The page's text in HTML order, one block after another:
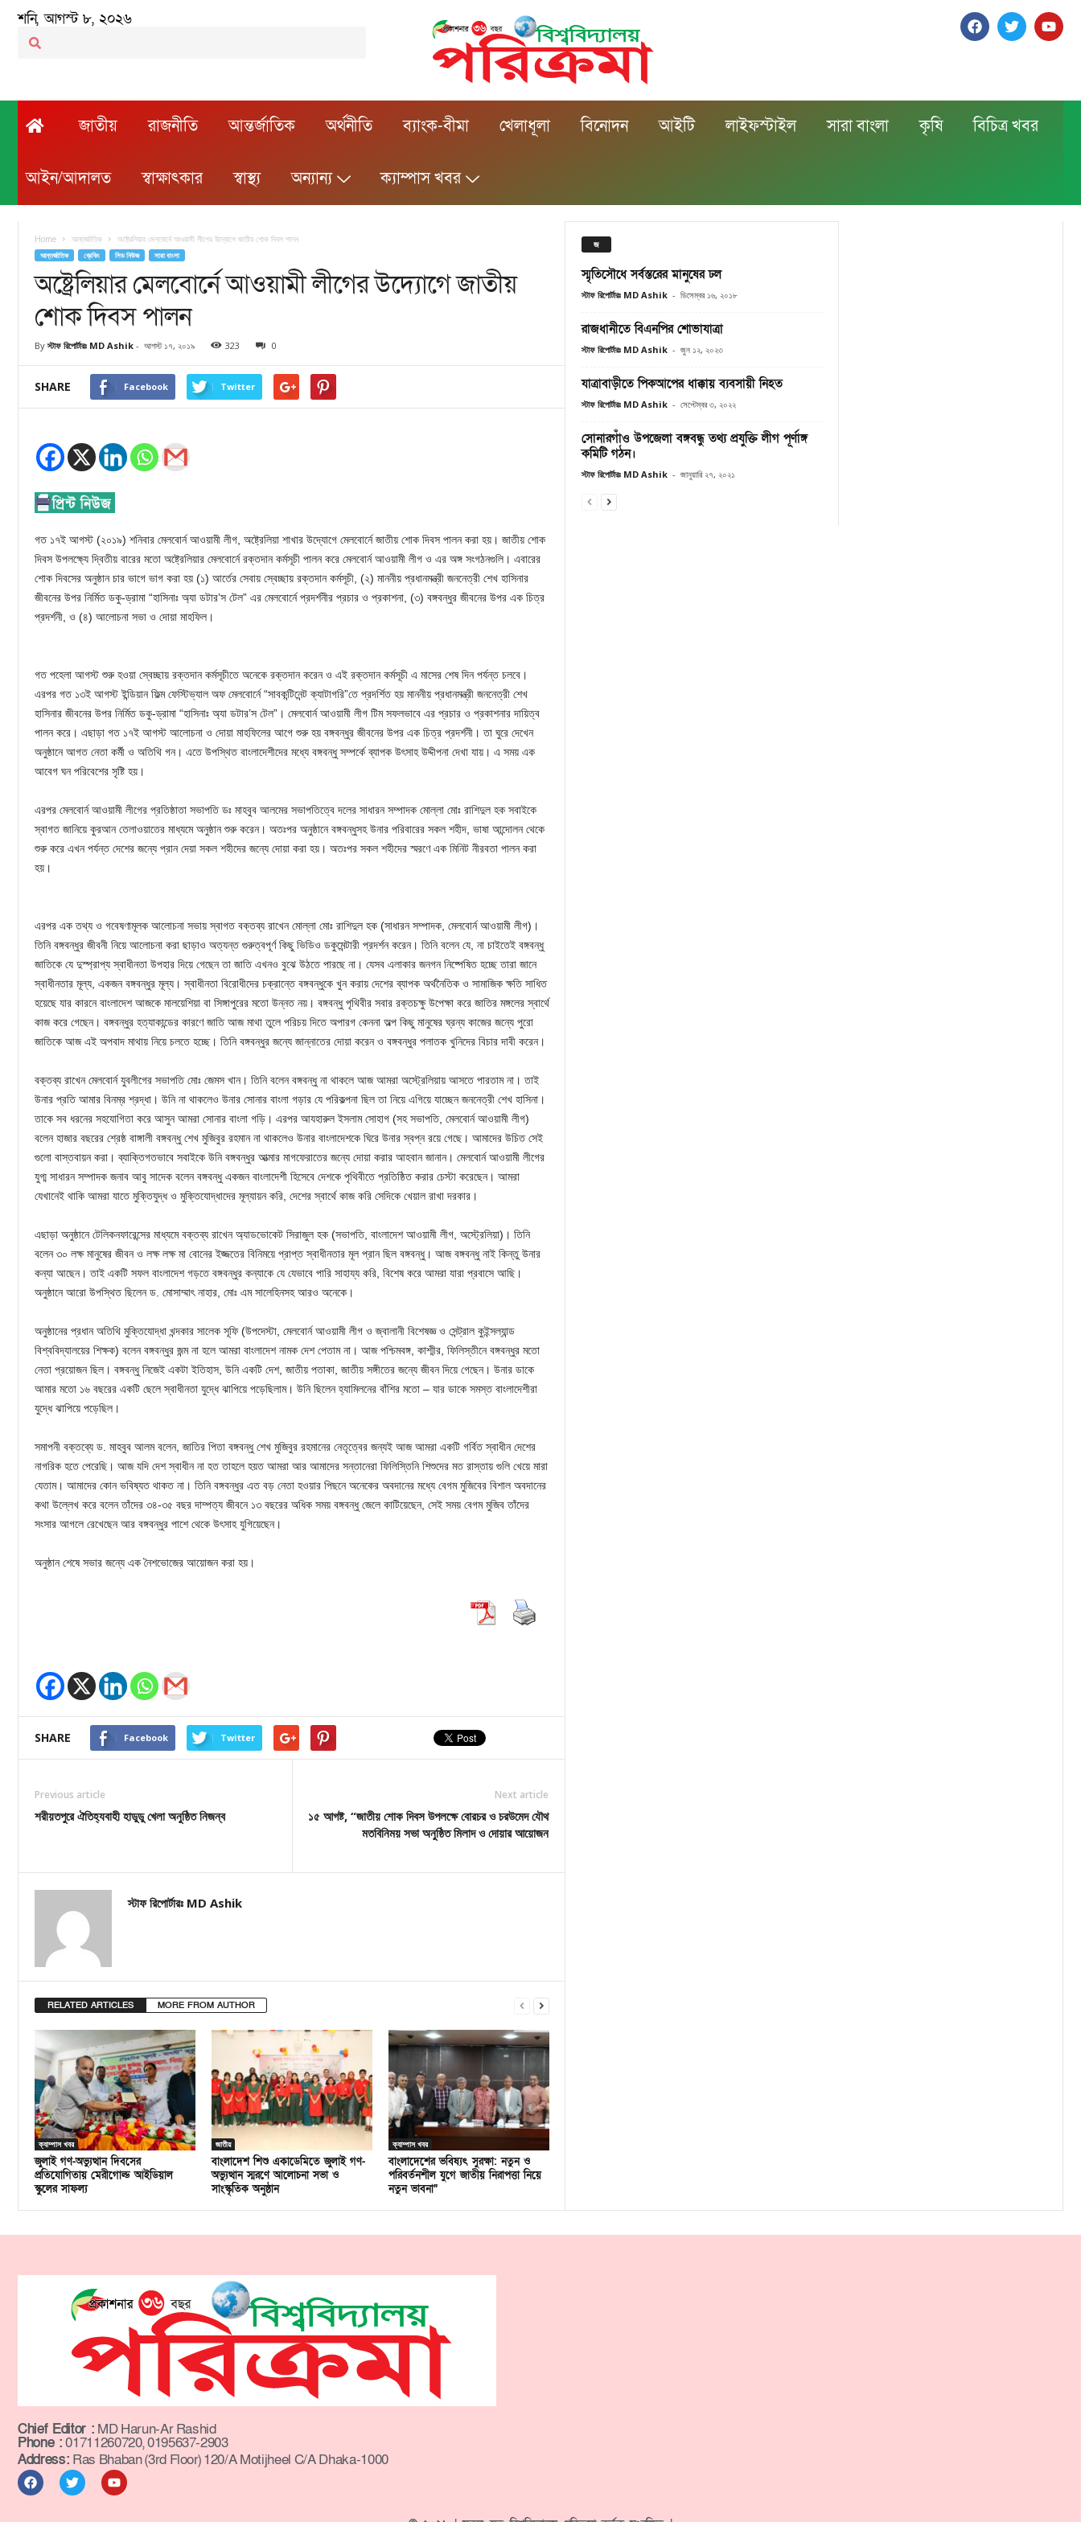
শনি, আগস্ট ৮, ২০২৬
জাতীয় রাজনীতি আন্তর্জাতিক অর্থনীতি ব্যাংক-বীমা খেলাধূলা বিনোদন আইটি লাইফস্টাইল সারা বাংলা কৃষি বিচিত্র খবর
আইন/আদালত স্বাক্ষাৎকার স্বাস্থ্য অন্যান্য ক্যাম্পাস খবর
Home আন্তর্জাতিক অষ্ট্রেলিয়ার মেলবোর্নে আওয়ামী লীগের উদ্যোগে জাতীয় শোক দিবস পালন
আন্তর্জাতিক ব্রেকিং লিড নিউজ সারা বাংলা
অষ্ট্রেলিয়ার মেলবোর্নে আওয়ামী লীগের উদ্যোগে জাতীয়
শোক দিবস পালন
By স্টাফ রিপোর্টারঃ MD Ashik - আগস্ট ১৭, ২০১৯ 323 0
SHARE Facebook Twitter
গত ১৭ই আগস্ট (২০১৯) শনিবার মেলবোর্ন আওয়ামী লীগ, অষ্ট্রেলিয়া শাখার উদ্যোগে মেলবোর্নে জাতীয় শোক দিবস পালন করা হয়। জাতীয় শোক
দিবস উপলক্ষ্যে দ্বিতীয় বারের মতো অষ্ট্রেলিয়ার মেলবোর্নে রক্তদান কর্মসূচী পালন করে মেলবোর্ন আওয়ামী লীগ ও এর অঙ্গ সংগঠনগুলি। এবারের
শোক দিবসের অনুষ্ঠান চার ভাগে ভাগ করা হয় (১) আর্তের সেবায় স্বেচ্ছায় রক্তদান কর্মসূচী, (২) মাননীয় প্রধানমন্ত্রী জননেত্রী শেখ হাসিনার
জীবনের উপর নির্মিত ডকু-ড্রামা “হাসিনাঃ অ্যা ডটার’স টেল” এর মেলবোর্নে প্রদর্শনীর প্রচার ও প্রকাশনা, (৩) বঙ্গবন্ধুর জীবনের উপর এক চিত্র
প্রদর্শনী, ও (৪) আলোচনা সভা ও দোয়া মাহফিল।
গত পহেলা আগস্ট শুরু হওয়া স্বেচ্ছায় রক্তদান কর্মসূচীতে অনেকে রক্তদান করেন ও এই রক্তদান কর্মসূচী এ মাসের শেষ দিন পর্যন্ত চলবে।
এরপর গত ১৩ই আগস্ট ইন্ডিয়ান ফিল্ম ফেস্টিভ্যাল অফ মেলবোর্নে “সাবকন্টিনেন্ট ক্যাটাগরি”তে প্রদর্শিত হয় মাননীয় প্রধানমন্ত্রী জননেত্রী শেখ
হাসিনার জীবনের উপর নির্মিত ডকু-ড্রামা “হাসিনাঃ অ্যা ডটার’স টেল”। মেলবোর্ন আওয়ামী লীগ টিম সফলভাবে এর প্রচার ও প্রকাশনার দায়িত্ব
পালন করে। এছাড়া গত ১৭ই আগস্ট আলোচনা ও দোয়া মাহফিলের আগে শুরু হয় বঙ্গবন্ধুর জীবনের উপর এক চিত্র প্রদর্শনী। তা ঘুরে দেখেন
অনুষ্ঠানে আগত নেতা কর্মী ও অতিথি গন। এতে উপস্থিত বাংলাদেশীদের মধ্যে বঙ্গবন্ধু সম্পর্কে ব্যাপক উৎসাহ উদ্দীপনা দেখা যায়। এ সময় এক
আবেগ ঘন পরিবেশের সৃষ্টি হয়।
এরপর মেলবোর্ন আওয়ামী লীগের প্রতিষ্ঠাতা সভাপতি ডঃ মাহবুব আলমের সভাপতিত্বে দলের সাধারন সম্পাদক মোল্লা মোঃ রাশিদুল হক সবাইকে
স্বাগত জানিয়ে কুরআন তেলাওয়াতের মাধ্যমে অনুষ্ঠান শুরু করেন। অতঃপর অনুষ্ঠানে বঙ্গবন্ধুসহ উনার পরিবারের সকল শহীদ, ভাষা আন্দোলন থেকে
শুরু করে এখন পর্যন্ত দেশের জন্যে প্রান দেয়া সকল শহীদের জন্যে দোয়া করা হয়। অতঃপর সকল শহীদের স্মরণে এক মিনিট নীরবতা পালন করা
হয়।
এরপর এক তথ্য ও গবেষণামূলক আলোচনা সভায় স্বাগত বক্তব্য রাখেন মোল্লা মোঃ রাশিদুল হক (সাধারন সম্পাদক, মেলবোর্ন আওয়ামী লীগ)।
তিনি বঙ্গবন্ধুর জীবনী নিয়ে আলোচনা করা ছাড়াও অত্যন্ত গুরুত্বপূর্ণ কিছু ভিডিও ডকুমেন্টারী প্রদর্শন করেন। তিনি বলেন যে, না চাইতেই বঙ্গবন্ধু
জাতিকে যে দুস্প্রাপ্য স্বাধীনতা উপহার দিয়ে গেছেন তা জাতি এখনও বুঝে উঠতে পারছে না। যেসব এলাকার জনগন নিষ্পেষিত হচ্ছে তারা জানে
স্বাধীনতার মূল্য, একজন বঙ্গবন্ধুর মূল্য। স্বাধীনতা বিরোধীদের চক্রান্তে বঙ্গবন্ধুকে খুন করায় দেশের ব্যাপক অর্থনৈতিক ও সামাজিক ক্ষতি সাধিত
হয়েছে যার কারনে বাংলাদেশ আজকে মালয়েশিয়া বা সিঙ্গাপুরের মতো উন্নত নয়। বঙ্গবন্ধু পৃথিবীর সবার রক্তচক্ষু উপেক্ষা করে জাতির মঙ্গলের স্বার্থে
কাজ করে গেছেন। বঙ্গবন্ধুর হত্যাকান্ডের কারণে জাতি আজ মাথা তুলে পরিচয় দিতে অপারগ কেননা অল্প কিছু মানুষের ঘ্রন্য কাজের জন্যে পুরো
জাতিকে আজ এই অপবাদ মাথায় নিয়ে চলতে হচ্ছে। তিনি বঙ্গবন্ধুর জন্যে জান্নাতের দোয়া করেন ও বঙ্গবন্ধুর পলাতক খুনিদের বিচার দাবী করেন।
বক্তব্য রাখেন মেলবোর্ন যুবলীগের সভাপতি মোঃ জেমস খান। তিনি বলেন বঙ্গবন্ধু না থাকলে আজ আমরা অস্ট্রেলিয়ায় আসতে পারতাম না। তাই
উনার প্রতি আমার বিনম্র শ্রদ্ধা। উনি না থাকলেও উনার সোনার বাংলা গড়ার যে পরিকল্পনা ছিল তা নিয়ে এগিয়ে যাচ্ছেন জননেত্রী শেখ হাসিনা।
তাকে সব ধরনের সহযোগিতা করে আসুন আমরা সোনার বাংলা গড়ি। এরপর আযহারুল ইসলাম সোহাগ (সহ সভাপতি, মেলবোর্ন আওয়ামী লীগ)
বলেন হাজার বছরের শ্রেষ্ঠ বাঙ্গালী বঙ্গবন্ধু শেখ মুজিবুর রহমান না থাকলেও উনার বাংলাদেশকে ঘিরে উনার স্বপ্ন রয়ে গেছে। আমাদের উচিত সেই
গুলো বাস্তবায়ন করা। ব্যাক্তিগতভাবে সবাইকে উনি বঙ্গবন্ধুর আত্মার মাগফেরাতের জন্যে দোয়া করার আহবান জানান। মেলবোর্ন আওয়ামী লীগের
যুগ্ম সাধারন সম্পাদক জনাব আবু সাদেক বলেন বঙ্গবন্ধু একজন বাংলাদেশী হিসেবে দেশকে পৃথিবীতে প্রতিষ্ঠিত করার চেস্টা করেছেন। আমরা
যেখানেই থাকি আমরা যাতে মুক্তিযুদ্ধ ও মুক্তিযোদ্ধাদের মূল্যায়ন করি, দেশের স্বার্থে কাজ করি সেদিকে খেয়াল রাখা দরকার।
এছাড়া অনুষ্ঠানে টেলিকনফারেন্সের মাধ্যমে বক্তব্য রাখেন অ্যাডভোকেট সিরাজুল হক (সভাপতি, বাংলাদেশ আওয়ামী লীগ, অস্ট্রেলিয়া)। তিনি
বলেন ৩০ লক্ষ মানুষের জীবন ও লক্ষ লক্ষ মা বোনের ইজ্জতের বিনিময়ে প্রাপ্ত স্বাধীনতার মূল প্রান ছিল বঙ্গবন্ধু। আজ বঙ্গবন্ধু নাই কিন্তু উনার
কন্যা আছেন। তাই একটি সফল বাংলাদেশ গড়তে বঙ্গবন্ধুর কন্যাকে যে যেভাবে পারি সাহায্য করি, বিশেষ করে আমরা যারা প্রবাসে আছি।
অনুষ্ঠানে আরো উপস্থিত ছিলেন ড. মোসাম্মাৎ নাহার, মোঃ এম সালেহিনসহ আরও অনেকে।
অনুষ্ঠানের প্রধান অতিথি মুক্তিযোদ্ধা খন্দকার সালেক সূফি (উপদেস্টা, মেলবোর্ন আওয়ামী লীগ ও জ্বালানী বিশেষজ্ঞ ও সেন্ট্রাল কুইন্সল্যান্ড
বিশ্ববিদ্যালয়ের শিক্ষক) বলেন বঙ্গবন্ধুর জন্ম না হলে আমরা বাংলাদেশ নামক দেশ পেতাম না। আজ পশ্চিমবঙ্গ, কাশ্মীর, ফিলিস্তীনে বঙ্গবন্ধুর মতো
নেতা প্রয়োজন ছিল। বঙ্গবন্ধু নিজেই একটা ইতিহাস, উনি একটি দেশ, জাতীয় পতাকা, জাতীয় সঙ্গীতের জন্যে জীবন দিয়ে গেছেন। উনার ডাকে
আমার মতো ১৬ বছরের একটি ছেলে স্বাধীনতা যুদ্ধে ঝাপিয়ে পড়েছিলাম। উনি ছিলেন হ্যামিলনের বাঁশির মতো – যার ডাকে সমস্ত বাংলাদেশীরা
যুদ্ধে ঝাপিয়ে পড়েছিল।
সমাপনী বক্তব্যে ড. মাহবুব আলম বলেন, জাতির পিতা বঙ্গবন্ধু শেখ মুজিবুর রহমানের নেতৃত্বের জন্যই আজ আমরা একটি গর্বিত স্বাধীন দেশের
নাগরিক হতে পেরেছি। আজ যদি দেশ স্বাধীন না হত তাহলে হয়ত আমরা আর আমাদের সন্তানেরা ফিলিস্তিনি শিশুদের মত রাস্তায় গুলি খেয়ে মারা
যেতাম। আমাদের কোন ভবিষ্যত থাকত না। তিনি বঙ্গবন্ধুর এত বড় নেতা হওয়ার পিছনে অনেকের অবদানের মধ্যে বেগম মুজিবের বিশাল অবদানের
কথা উল্লেখ করে বলেন তাঁদের ৩৪-৩৫ বছর দাম্পত্য জীবনে ১৩ বছরের অধিক সময় বঙ্গবন্ধু জেলে কাটিয়েছেন, সেই সময় বেগম মুজিব তাঁদের
সংসার আগলে রেখেছেন আর বঙ্গবন্ধুর পাশে থেকে উৎসাহ যুগিয়েছেন।
অনুষ্ঠান শেষে সভার জন্যে এক নৈশভোজের আয়োজন করা হয়।
SHARE Facebook Twitter
Previous article
শরীয়তপুরে ঐতিহ্যবাহী হাডুডু খেলা অনুষ্ঠিত নিজন্ব
Next article
১৫ আগষ্ট, “জাতীয় শোক দিবস উপলক্ষে বোরচর ও চরউমেদ যৌথ
মতবিনিময় সভা অনুষ্ঠিত মিলাদ ও দোয়ার আয়োজন
স্টাফ রিপোর্টারঃ MD Ashik
RELATED ARTICLES MORE FROM AUTHOR
ক্যাম্পাস খবর
জুলাই গণ-অভ্যুত্থান দিবসের
প্রতিযোগিতায় মেরীগোল্ড আইডিয়াল
স্কুলের সাফল্য
জাতীয়
বাংলাদেশ শিশু একাডেমিতে জুলাই গণ-
অভ্যুত্থান স্মরণে আলোচনা সভা ও
সাংস্কৃতিক অনুষ্ঠান
ক্যাম্পাস খবর
বাংলাদেশের ভবিষ্যৎ সুরক্ষা: নতুন ও
পরিবর্তনশীল যুগে জাতীয় নিরাপত্তা নিয়ে
নতুন ভাবনা”
জ
স্মৃতিসৌধে সর্বস্তরের মানুষের ঢল
স্টাফ রিপোর্টারঃ MD Ashik - ডিসেম্বর ১৬, ২০১৮
রাজধানীতে বিএনপির শোভাযাত্রা
স্টাফ রিপোর্টারঃ MD Ashik - জুন ১২, ২০২৩
যাত্রাবাড়ীতে পিকআপের ধাক্কায় ব্যবসায়ী নিহত
স্টাফ রিপোর্টারঃ MD Ashik - সেপ্টেম্বর ৩, ২০২২
সোনারগাঁও উপজেলা বঙ্গবন্ধু তথ্য প্রযুক্তি লীগ পূর্ণাঙ্গ
কমিটি গঠন।
স্টাফ রিপোর্টারঃ MD Ashik - জানুয়ারি ২৭, ২০২১
Chief Editor : MD Harun-Ar Rashid
Phone :01711260720, 0195637-2903
Address: Ras Bhaban (3rd Floor) 120/A Motijheel C/A Dhaka-1000